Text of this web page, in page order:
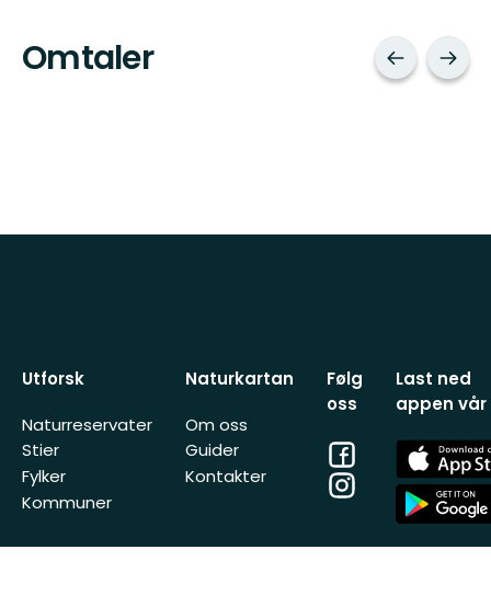
Omtaler
Utforsk
Naturreservater
Stier
Fylker
Kommuner
Naturkartan
Om oss
Guider
Kontakter
Følg
oss
Facebook
Instagram
Last ned
appen vår
App
Store
App
Store